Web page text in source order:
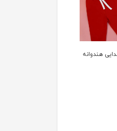
هندوانه